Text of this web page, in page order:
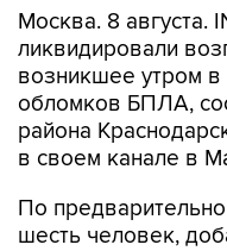
Москва. 8 августа.
ликвидировали
возникшее утром в
обломков БПЛА,
района
в своем канале в
По
шесть человек,